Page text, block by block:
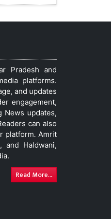
Pradesh and
platforms.
and updates
engagement,
News updates,
can also
platform. Amrit
and Haldwani,
Read More...